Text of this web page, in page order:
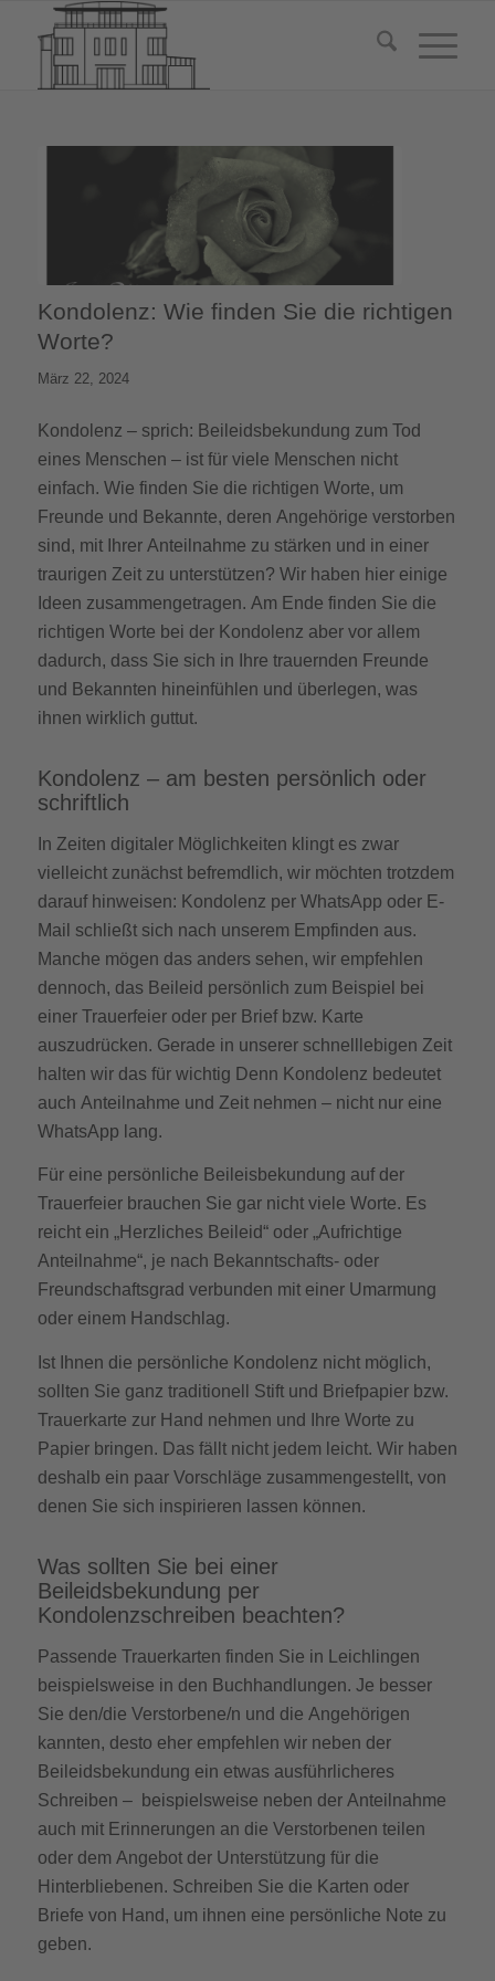
Kondolenz: Wie finden Sie die richtigen
Worte?
März 22, 2024
Kondolenz – sprich: Beileidsbekundung zum Tod
eines Menschen – ist für viele Menschen nicht
einfach. Wie finden Sie die richtigen Worte, um
Freunde und Bekannte, deren Angehörige verstorben
sind, mit Ihrer Anteilnahme zu stärken und in einer
traurigen Zeit zu unterstützen? Wir haben hier einige
Ideen zusammengetragen. Am Ende finden Sie die
richtigen Worte bei der Kondolenz aber vor allem
dadurch, dass Sie sich in Ihre trauernden Freunde
und Bekannten hineinfühlen und überlegen, was
ihnen wirklich guttut.
Kondolenz – am besten persönlich oder
schriftlich
In Zeiten digitaler Möglichkeiten klingt es zwar
vielleicht zunächst befremdlich, wir möchten trotzdem
darauf hinweisen: Kondolenz per WhatsApp oder E-
Mail schließt sich nach unserem Empfinden aus.
Manche mögen das anders sehen, wir empfehlen
dennoch, das Beileid persönlich zum Beispiel bei
einer Trauerfeier oder per Brief bzw. Karte
auszudrücken. Gerade in unserer schnelllebigen Zeit
halten wir das für wichtig Denn Kondolenz bedeutet
auch Anteilnahme und Zeit nehmen – nicht nur eine
WhatsApp lang.
Für eine persönliche Beileisbekundung auf der
Trauerfeier brauchen Sie gar nicht viele Worte. Es
reicht ein „Herzliches Beileid“ oder „Aufrichtige
Anteilnahme“, je nach Bekanntschafts- oder
Freundschaftsgrad verbunden mit einer Umarmung
oder einem Handschlag.
Ist Ihnen die persönliche Kondolenz nicht möglich,
sollten Sie ganz traditionell Stift und Briefpapier bzw.
Trauerkarte zur Hand nehmen und Ihre Worte zu
Papier bringen. Das fällt nicht jedem leicht. Wir haben
deshalb ein paar Vorschläge zusammengestellt, von
denen Sie sich inspirieren lassen können.
Was sollten Sie bei einer
Beileidsbekundung per
Kondolenzschreiben beachten?
Passende Trauerkarten finden Sie in Leichlingen
beispielsweise in den Buchhandlungen. Je besser
Sie den/die Verstorbene/n und die Angehörigen
kannten, desto eher empfehlen wir neben der
Beileidsbekundung ein etwas ausführlicheres
Schreiben – beispielsweise neben der Anteilnahme
auch mit Erinnerungen an die Verstorbenen teilen
oder dem Angebot der Unterstützung für die
Hinterbliebenen. Schreiben Sie die Karten oder
Briefe von Hand, um ihnen eine persönliche Note zu
geben.